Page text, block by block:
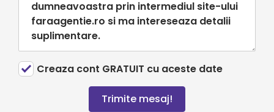
Creaza cont GRATUIT cu aceste date
Trimite mesaj!